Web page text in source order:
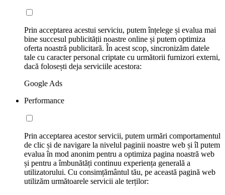
Prin acceptarea acestui serviciu, putem înțelege și evalua mai
bine succesul publicității noastre online și putem optimiza
oferta noastră publicitară. În acest scop, sincronizăm datele
tale cu caracter personal criptate cu următorii furnizori externi,
dacă folosești deja serviciile acestora:
Google Ads
Performance
Prin acceptarea acestor servicii, putem urmări comportamentul
de clic și de navigare la nivelul paginii noastre web și îl putem
evalua în mod anonim pentru a optimiza pagina noastră web
și pentru a îmbunătăți continuu experiența generală a
utilizatorului. Cu consimțământul tău, pe această pagină web
utilizăm următoarele servicii ale terților: